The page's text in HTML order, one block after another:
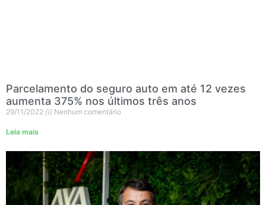
Parcelamento do seguro auto em até 12 vezes
aumenta 375% nos últimos três anos
29/11/2022 Nenhum comentário
Leia mais